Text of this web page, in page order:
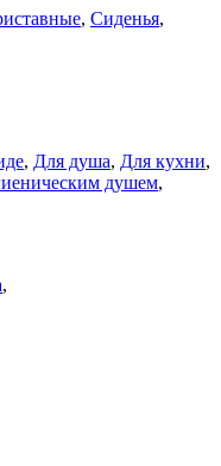
, Сиденья,
, Для душа, Для кухни,
душем,
,